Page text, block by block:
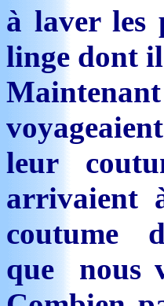
à laver les
linge dont
leur
arrivaient
coutume
que nous